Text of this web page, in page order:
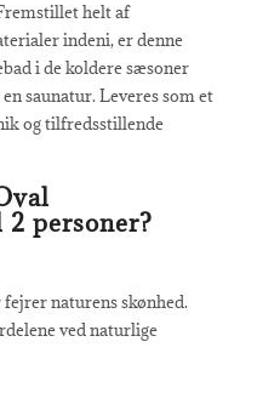
helt af
indeni, er denne
i de koldere sæsoner
saunatur. Leveres som et
og tilfredsstillende
personer?
naturens skønhed.
ved naturlige